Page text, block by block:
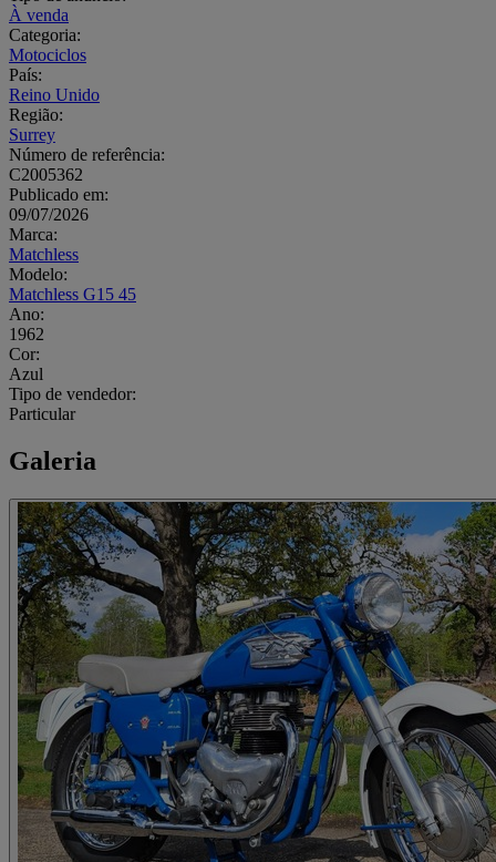
À venda
Categoria:
Motociclos
País:
Reino Unido
Região:
Surrey
Número de referência:
C2005362
Publicado em:
09/07/2026
Marca:
Matchless
Modelo:
Matchless G15 45
Ano:
1962
Cor:
Azul
Tipo de vendedor:
Particular
Galeria